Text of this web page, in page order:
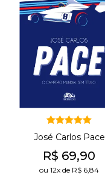
Avaliação
5.00de 5
José Carlos Pace
R$ 69,90
ou 12x de R$ 6,84